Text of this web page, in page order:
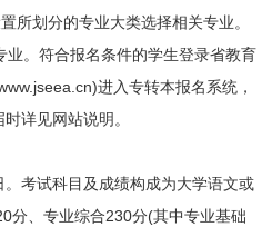
所划分的专业大类选择相关专业。
。符合报名条件的学生登录省教育
进入专转本报名系统，
详见网站说明。
考试科目及成绩构成为大学语文或
分、专业综合230分(其中专业基础